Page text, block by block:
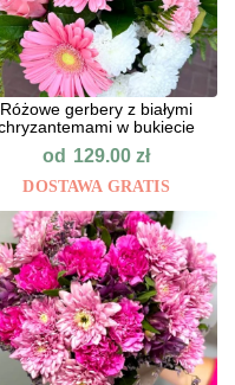
Różowe gerbery z białymi
w bukiecie
od 129.00zł
DOSTAWA GRATIS